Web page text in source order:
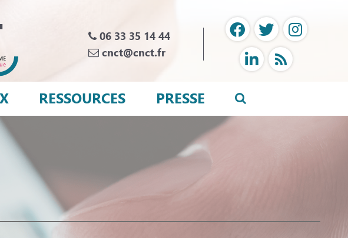
06 33 35 14 44
cnct@cnct.fr
RESSOURCES PRESSE